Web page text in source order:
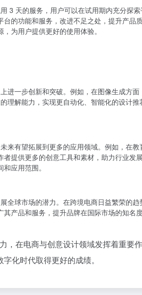
3 天的服务，用户可以在试用期内充分探
的功能和服务，改进不足之处，提升产
为用户提供更好的使用体验。
进一步创新和突破。例如，在图像生成方
理解能力，实现更自动化、智能化的设计
来有望拓展到更多的应用领域。例如，在
提供更多的创意工具和素材，助力行业发
应用范围。
全球市场的潜力。在跨境电商日益繁荣的
产品和服务，提升品牌在国际市场的知
，在电商与创意设计领域发挥着重
化时代取得更好的成绩。